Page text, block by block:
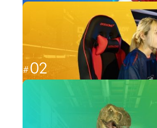
これからのゲーム業界を担う人材へ
02
福岡から世界最強を目指す